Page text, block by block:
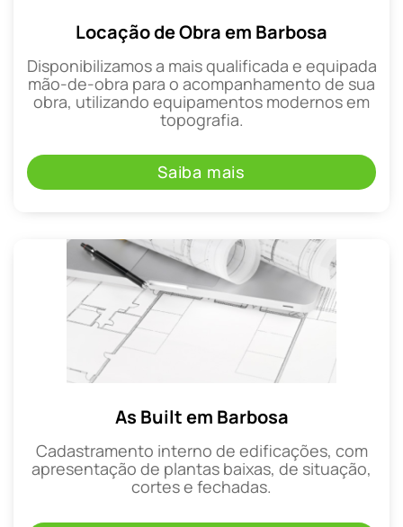
Locação de Obra em Barbosa
Disponibilizamos a mais qualificada e equipada
mão-de-obra para o acompanhamento de sua
obra, utilizando equipamentos modernos em
topografia.
Saiba mais
As Built em Barbosa
Cadastramento interno de edificações, com
apresentação de plantas baixas, de situação,
cortes e fechadas.